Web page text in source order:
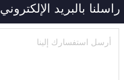
راسلنا بالبريد الإلكتروني